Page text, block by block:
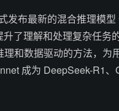
发布最新的混合推理模
了理解和处理复杂任务
和数据驱动的方法，为
成为 DeepSeek-R1